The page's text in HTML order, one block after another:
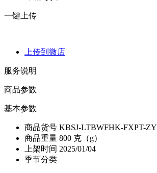
一键上传
上传到微店
服务说明
商品参数
基本参数
商品货号 KBSJ-LTBWFHK-FXPT-ZY
商品重量 800 克（g）
上架时间 2025/01/04
季节分类